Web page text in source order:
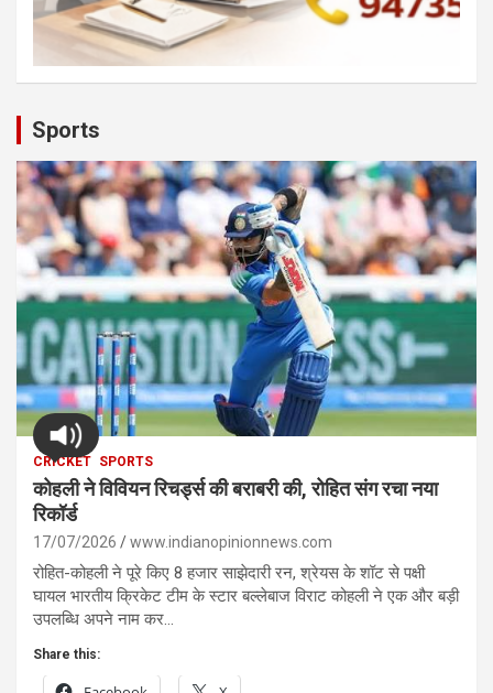
Sports
CRICKET SPORTS
कोहली ने विवियन रिचर्ड्स की बराबरी की, रोहित संग रचा नया
रिकॉर्ड
17/07/2026 www.indianopinionnews.com
रोहित-कोहली ने पूरे किए 8 हजार साझेदारी रन, श्रेयस के शॉट से पक्षी
घायल भारतीय क्रिकेट टीम के स्टार बल्लेबाज विराट कोहली ने एक और बड़ी
उपलब्धि अपने नाम कर…
Share this: